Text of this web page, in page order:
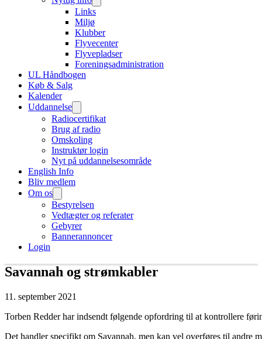
Links
Miljø
Klubber
Flyvecenter
Flyvepladser
Foreningsadministration
UL Håndbogen
Køb & Salg
Kalender
Uddannelse
Radiocertifikat
Brug af radio
Omskoling
Instruktør login
Nyt på uddannelsesområde
English Info
Bliv medlem
Om os
Bestyrelsen
Vedtægter og referater
Gebyrer
Bannerannoncer
Login
Savannah og strømkabler
11. september 2021
Torben Redder har indsendt følgende opfordring til at kontrollere
Det handler specifikt om Savannah, men kan vel overføres til andre